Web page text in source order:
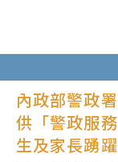
至
主
內
內政部警政
供「警政服
生及家長踴